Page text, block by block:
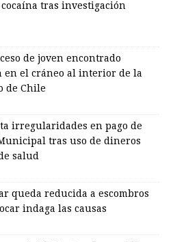
tras investigación
de joven encontrado
en el cráneo al interior de la
de Chile
irregularidades en pago de
tras uso de dineros
salud
queda reducida a escombros
indaga las causas